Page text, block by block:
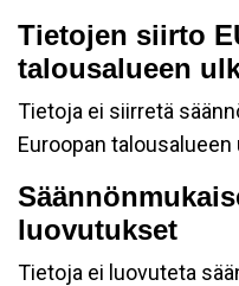
Tietojen siirto
talousalueen
Tietoja ei siirretä
Euroopan talousalueen
luovutukset
Tietoja ei luovuteta